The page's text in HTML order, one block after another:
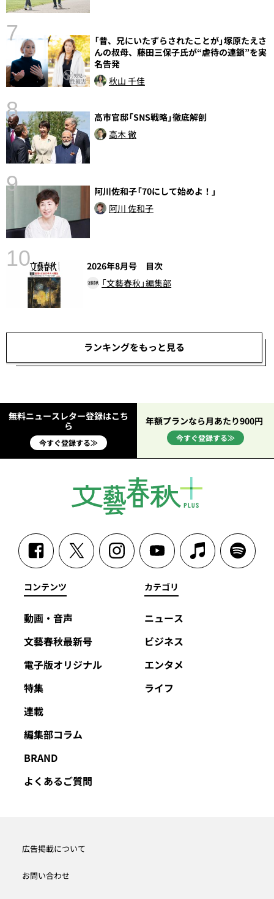
7
「昔、兄にいたずらされたことが」塚原たえさ
んの叔母、藤田三保子氏が“虐待の連鎖”を実
名告発
秋山 千佳
8
高市官邸「SNS戦略」徹底解剖
高木 徹
9
阿川佐和子「70にして始めよ！」
阿川 佐和子
10
2026年8月号 目次
「文藝春秋」編集部
ランキングをもっと見る
無料ニュースレター登録はこち
ら
今すぐ登録する≫
年額プランなら月あたり900円
今すぐ登録する≫
コンテンツ
動画・音声
文藝春秋最新号
電子版オリジナル
特集
連載
編集部コラム
BRAND
よくあるご質問
カテゴリ
ニュース
ビジネス
エンタメ
ライフ
広告掲載について
お問い合わせ